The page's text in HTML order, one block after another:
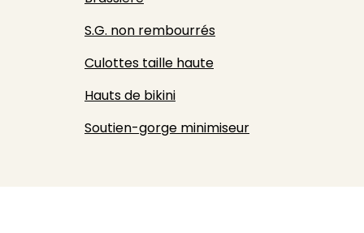
S.G. non rembourrés
Culottes taille haute
Hauts de bikini
Soutien-gorge minimiseur